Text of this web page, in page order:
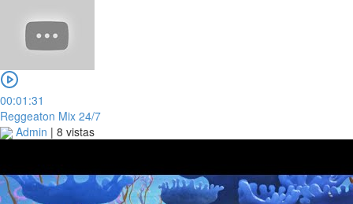
00:01:31
Reggeaton Mix 24/7
Admin | 8 vistas